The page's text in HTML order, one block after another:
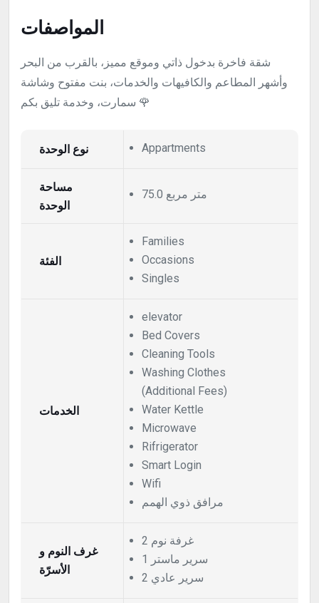
المواصفات
شقة فاخرة بدخول ذاتي وموقع مميز، بالقرب من البحر
وأشهر المطاعم والكافيهات والخدمات، بنت مفتوح وشاشة
سمارت، وخدمة تليق بكم 🌹
نوع الوحدة Appartments
مساحة
الوحدة
75.0 متر مربع
الفئة
Families
Occasions
Singles
الخدمات
elevator
Bed Covers
Cleaning Tools
Washing Clothes
(Additional Fees)
Water Kettle
Microwave
Rifrigerator
Smart Login
Wifi
مرافق ذوي الهمم
غرف النوم و
الأسرّة
2 غرفة نوم
1 سرير ماستر
2 سرير عادي